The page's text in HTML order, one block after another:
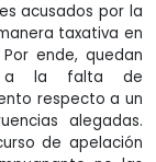
acusados por la
taxativa en
ende, quedan
a la falta de
respecto a un
alegadas.
de apelación